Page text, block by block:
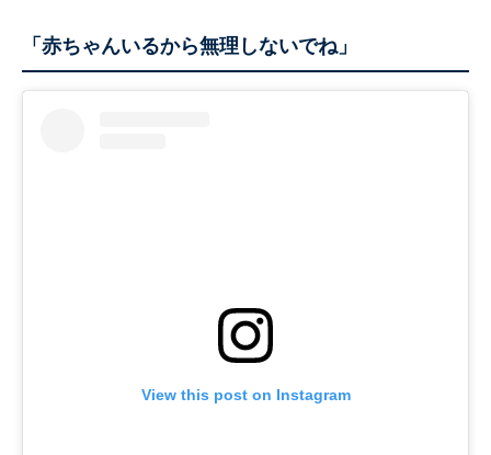
「赤ちゃんいるから無理しないでね」
View this post on Instagram